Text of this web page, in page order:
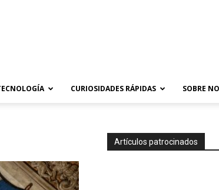
CURIOSIDADES RÁPIDAS SOBRE
Artículos patrocinados